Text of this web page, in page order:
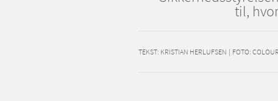
til,
TEKST: KRISTIAN HERLUFSEN | FOTO: